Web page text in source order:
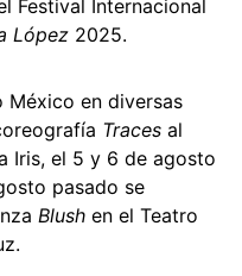
Festival Internacional
López 2025.
México en diversas
Traces al
Iris, el 5 y 6 de agosto
pasado se
Blush en el Teatro